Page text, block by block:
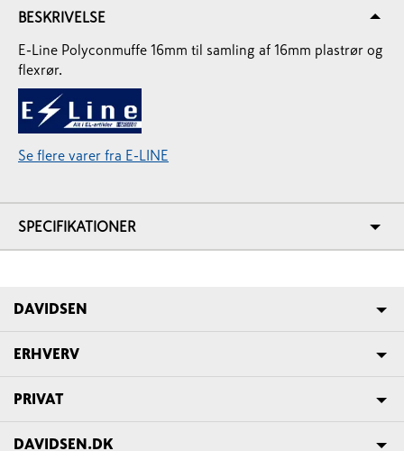
BESKRIVELSE
E-Line Polyconmuffe 16mm til samling af 16mm plastrør og
flexrør.
Se flere varer fra E-LINE
SPECIFIKATIONER
DAVIDSEN
ERHVERV
PRIVAT
DAVIDSEN.DK